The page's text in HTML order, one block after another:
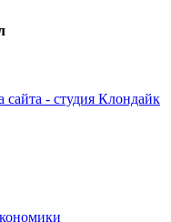
сайта - студия Клондайк